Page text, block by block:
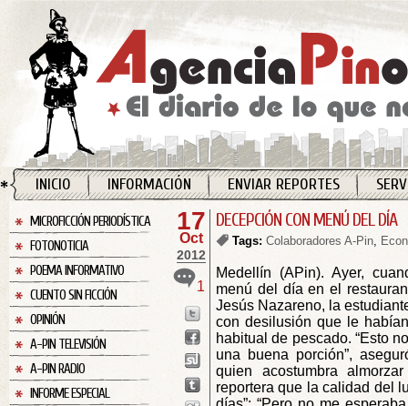
INICIO INFORMACIÓN ENVIAR REPORTES
MICROFICCIÓN PERIODÍSTICA
FOTONOTICIA
POEMA INFORMATIVO
CUENTO SIN FICCIÓN
OPINIÓN
A-PIN TELEVISIÓN
A-PIN RADIO
INFORME ESPECIAL
17
Oct
2012
1
DECEPCIÓN CON MENÚ DEL DÍA
Tags: Colaboradores A-Pin,
Medellín (APin). Ayer,
menú del día en el
Jesús Nazareno, la
con desilusión que le
habitual de pescado. “Esto
una buena porción”,
quien acostumbra
reportera que la calidad del